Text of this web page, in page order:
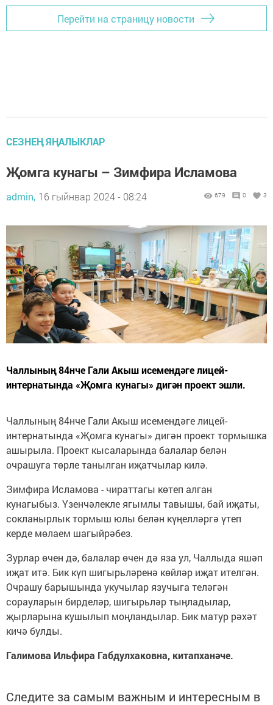
Перейти на страницу новости
СЕЗНЕҢ ЯҢАЛЫКЛАР
Җомга кунагы – Зимфира Исламова
admin, 16 гыйнвар 2024 - 08:24 679 0 3
Чаллының 84нче Гали Акыш исемендәге лицей-
интернатында «Җомга кунагы» дигән проект эшли.
Чаллының 84нче Гали Акыш исемендәге лицей-
интернатында «Җомга кунагы» дигән проект тормышка
ашырыла. Проект кысаларында балалар белән
очрашуга төрле танылган иҗатчылар килә.
Зимфира Исламова - чираттагы көтеп алган
кунагыбыз. Үзенчәлекле ягымлы тавышы, бай иҗаты,
сокланырлык тормыш юлы белән күңелләргә үтеп
керде мөлаем шагыйрәбез.
Зурлар өчен дә, балалар өчен дә яза ул, Чаллыда яшәп
иҗат итә. Бик күп шигырьләренә көйләр иҗат ителгән.
Очрашу барышында укучылар язучыга теләгән
сорауларын бирделәр, шигырьләр тыңладылар,
җырларына кушылып моңландылар. Бик матур рәхәт
кичә булды.
Галимова Ильфира Габдулхаковна, китапханәче.
Следите за самым важным и интересным в